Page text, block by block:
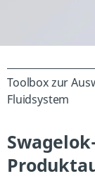
Toolbox zur
Fluidsystem